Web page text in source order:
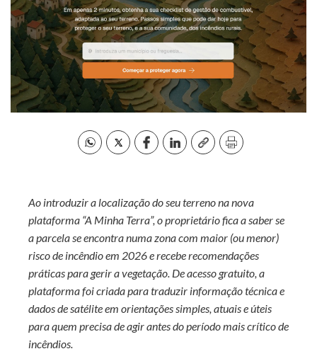
Ao introduzir a localização do seu terreno na nova
plataforma “A Minha Terra”, o proprietário fica a saber se
a parcela se encontra numa zona com maior (ou menor)
risco de incêndio em 2026 e recebe recomendações
práticas para gerir a vegetação. De acesso gratuito, a
plataforma foi criada para traduzir informação técnica e
dados de satélite em orientações simples, atuais e úteis
para quem precisa de agir antes do período mais crítico de
incêndios.